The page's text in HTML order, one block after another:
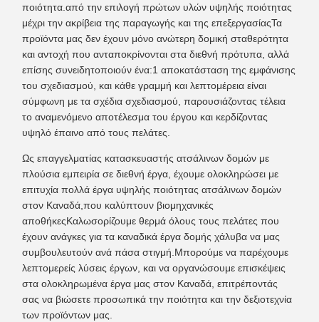
ποιότητα.από την επιλογή πρώτων υλών υψηλής ποιότητας
μέχρι την ακρίβεια της παραγωγής και της επεξεργασίαςΤα
προϊόντα μας δεν έχουν μόνο ανώτερη δομική σταθερότητα
και αντοχή που ανταποκρίνονται στα διεθνή πρότυπα, αλλά
επίσης συνειδητοποιούν ένα:1 αποκατάσταση της εμφάνισης
του σχεδιασμού, και κάθε γραμμή και λεπτομέρεια είναι
σύμφωνη με τα σχέδια σχεδιασμού, παρουσιάζοντας τέλεια
το αναμενόμενο αποτέλεσμα του έργου και κερδίζοντας
υψηλό έπαινο από τους πελάτες.
Ως επαγγελματίας κατασκευαστής ατσάλινων δομών με
πλούσια εμπειρία σε διεθνή έργα, έχουμε ολοκληρώσει με
επιτυχία πολλά έργα υψηλής ποιότητας ατσάλινων δομών
στον Καναδά,που καλύπτουν βιομηχανικές
αποθήκεςΚαλωσορίζουμε θερμά όλους τους πελάτες που
έχουν ανάγκες για τα καναδικά έργα δομής χάλυβα να μας
συμβουλευτούν ανά πάσα στιγμή.Μπορούμε να παρέχουμε
λεπτομερείς λύσεις έργων, και να οργανώσουμε επισκέψεις
στα ολοκληρωμένα έργα μας στον Καναδά, επιτρέποντάς
σας να βιώσετε προσωπικά την ποιότητα και την δεξιοτεχνία
των προϊόντων μας.